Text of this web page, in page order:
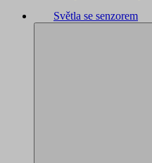
Světla se senzorem